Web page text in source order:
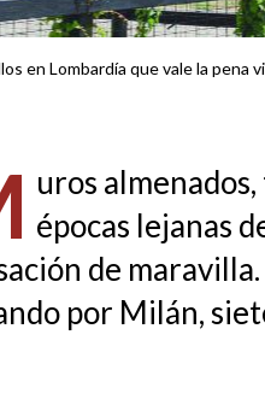
en Lombardía que vale la pena
uros
épocas lejanas
de
por Milán,